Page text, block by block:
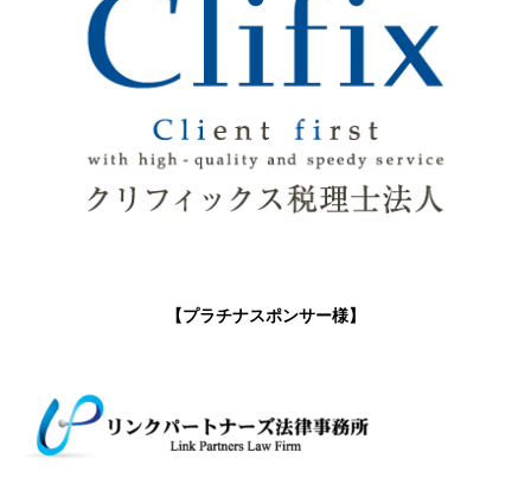
【プラチナスポンサー様】